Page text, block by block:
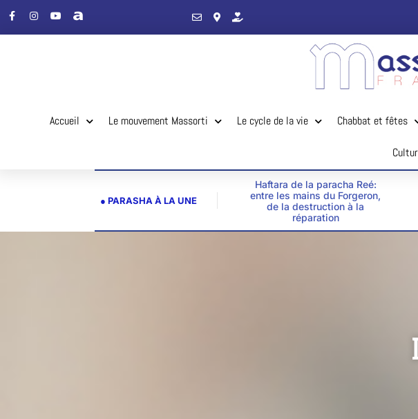
Accueil Le mouvement Massorti Le cycle de la vie Chabbat et fêtes
● PARASHA À LA UNE
Haftara de la paracha Reé:
entre les mains du Forgeron,
de la destruction à la
réparation